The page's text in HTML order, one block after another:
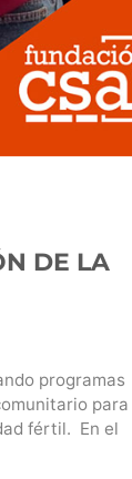
DE LA
programas
para
fértil. En el